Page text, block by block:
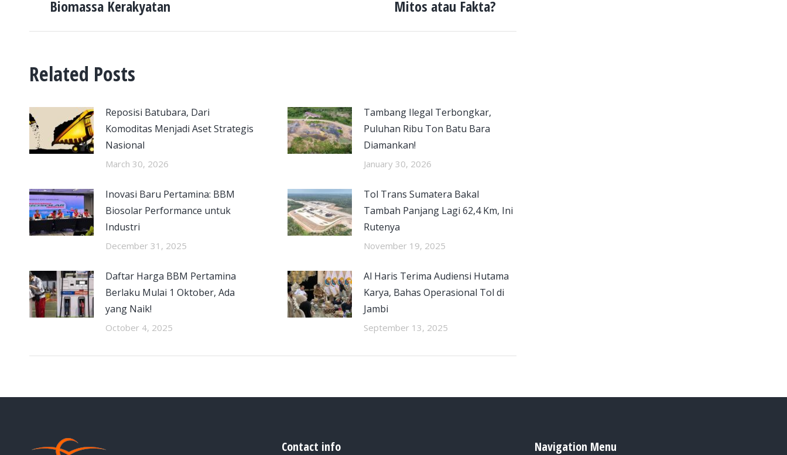
post:
Biomassa Kerakyatan
Mitos atau Fakta?
Related Posts
Reposisi Batubara, Dari
Komoditas Menjadi Aset Strategis
Nasional
March 30, 2026
Tambang Ilegal Terbongkar,
Puluhan Ribu Ton Batu Bara
Diamankan!
January 30, 2026
Inovasi Baru Pertamina: BBM
Biosolar Performance untuk
Industri
December 31, 2025
Tol Trans Sumatera Bakal
Tambah Panjang Lagi 62,4 Km, Ini
Rutenya
November 19, 2025
Daftar Harga BBM Pertamina
Berlaku Mulai 1 Oktober, Ada
yang Naik!
October 4, 2025
Al Haris Terima Audiensi Hutama
Karya, Bahas Operasional Tol di
Jambi
September 13, 2025
Contact info Navigation Menu